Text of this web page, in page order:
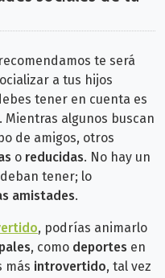
te será
a tus hijos
tener en cuenta es
. Mientras algunos buscan
de amigos, otros
o reducidas. No hay un
tener; lo
amistades.
, podrías animarlo
, como deportes en
más introvertido, tal vez